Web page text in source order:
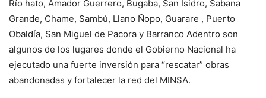
Río hato, Amador Guerrero, Bugaba, San Isidro, Sabana
Grande, Chame, Sambú, Llano Ñopo, Guarare , Puerto
Obaldía, San Miguel de Pacora y Barranco Adentro son
algunos de los lugares donde el Gobierno Nacional ha
ejecutado una fuerte inversión para “rescatar” obras
abandonadas y fortalecer la red del MINSA.